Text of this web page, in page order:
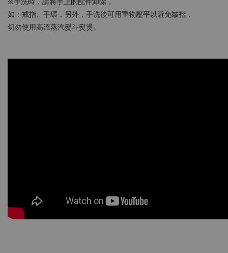
如：戒指、手環，另外，手洗後可用重物壓平以避免皺褶，
切勿使用高溫蒸汽熨斗熨燙。